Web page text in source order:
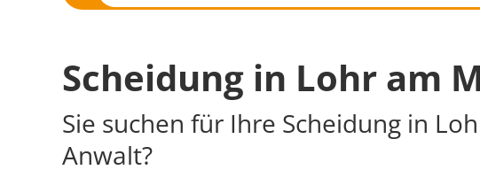
Scheidung in Lohr am
Sie suchen für Ihre Scheidung in
Anwalt?